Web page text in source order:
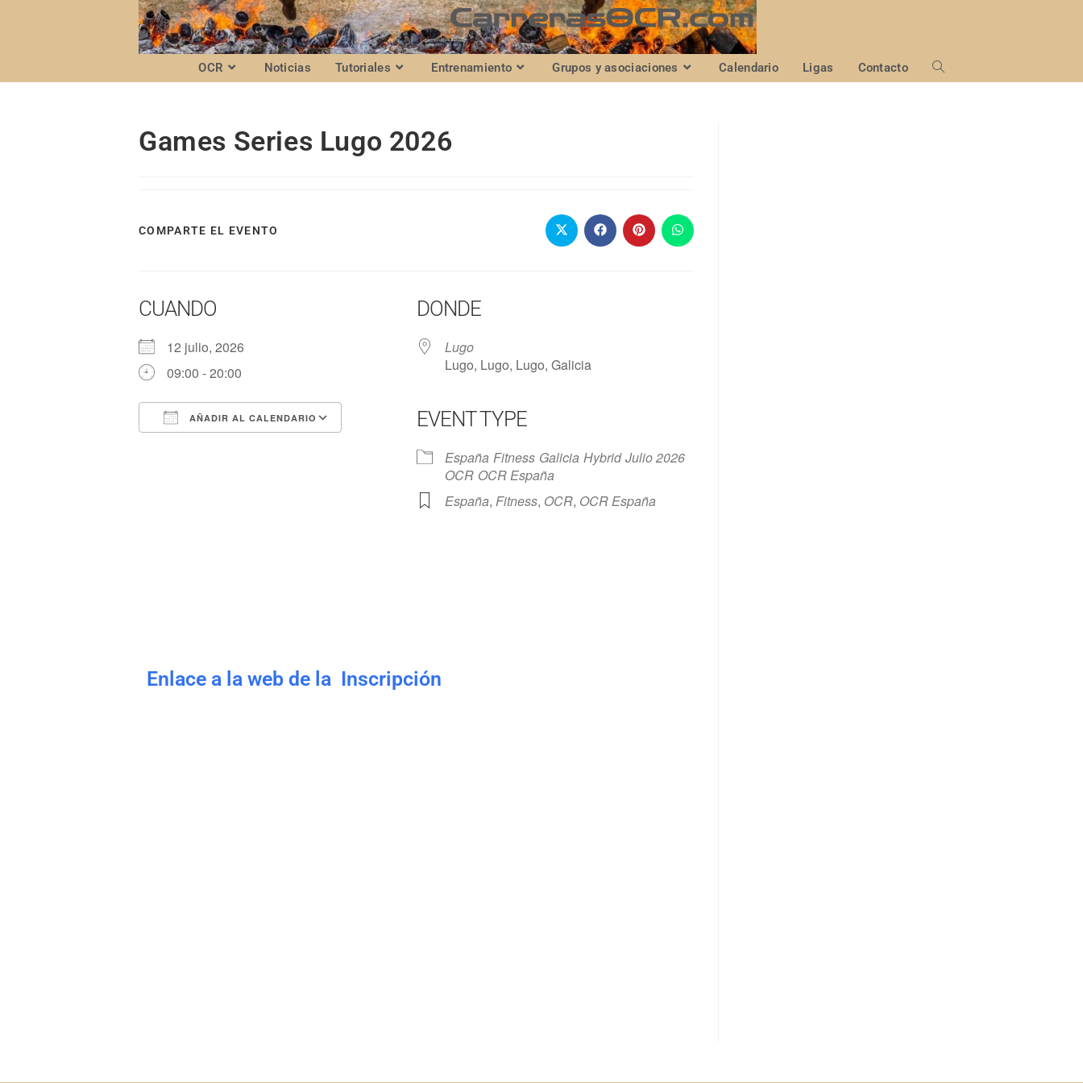
OCR Noticias Tutoriales Entrenamiento Grupos y asociaciones Calendario Ligas Contacto
Games Series Lugo 2026
COMPARTE EL EVENTO
CUANDO
12 julio, 2026
09:00 - 20:00
AÑADIR AL CALENDARIO
Google Calendar
DONDE
Lugo
Lugo, Lugo, Lugo, Galicia
EVENT TYPE
España Fitness Galicia Hybrid Julio 2026
OCR OCR España
España, Fitness, OCR, OCR España
Enlace a la web de la Inscripción